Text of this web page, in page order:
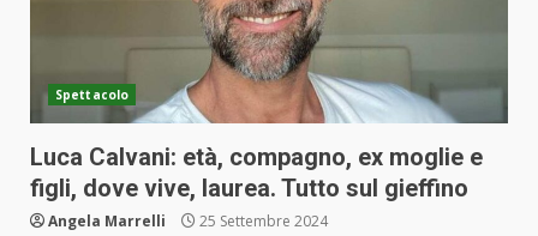
Spettacolo
Luca Calvani: età, compagno, ex moglie e
figli, dove vive, laurea. Tutto sul gieffino
Angela Marrelli 25 Settembre 2024